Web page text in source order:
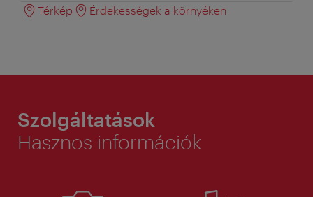
Térkép
Érdekességek a környéken
Szolgáltatások
Hasznos információk